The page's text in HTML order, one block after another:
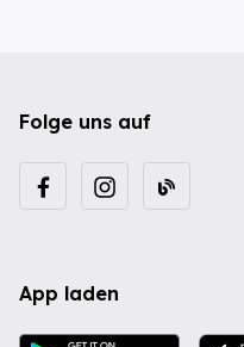
Folge uns auf
App laden